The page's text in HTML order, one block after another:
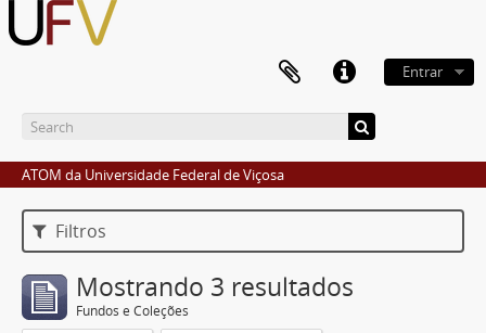
Entrar
ATOM da Universidade Federal de Viçosa
Filtros
Mostrando 3 resultados
Fundos e Coleções